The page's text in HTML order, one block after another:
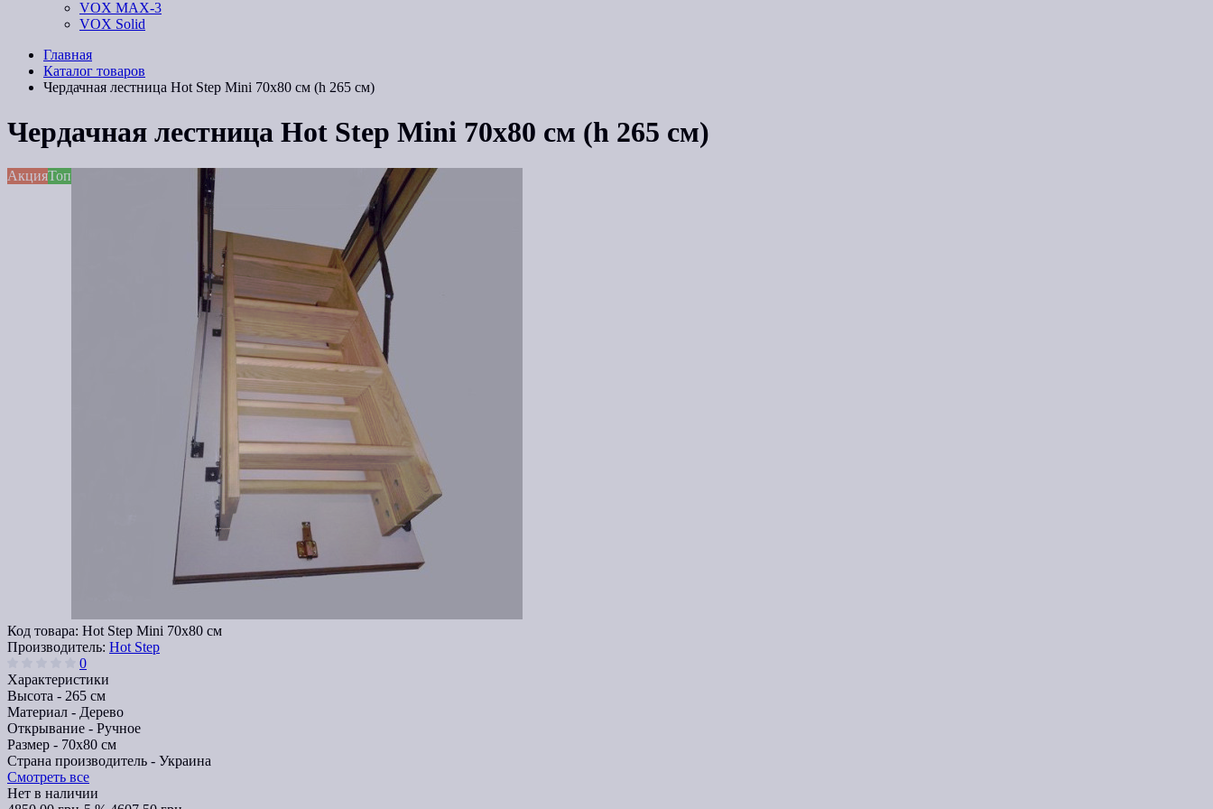
VOX MAX-3
VOX Solid
Главная
Каталог товаров
Чердачная лестница Hot Step Mini 70х80 см (h 265 см)
Чердачная лестница Hot Step Mini 70х80 см (h 265 см)
АкцияТоп
Код товара: Hot Step Mini 70х80 см
Производитель: Hot Step
0
Характеристики
Высота - 265 см
Материал - Дерево
Открывание - Ручное
Размер - 70х80 см
Страна производитель - Украина
Смотреть все
Нет в наличии